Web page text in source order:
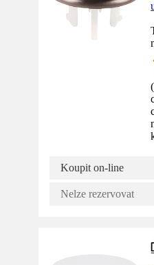
(
Koupit on-line
Nelze rezervovat